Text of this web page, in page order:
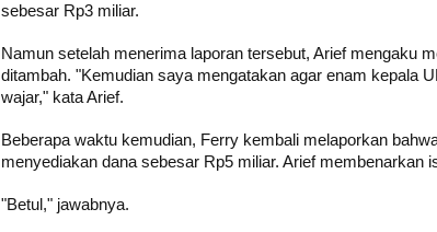
sebesar Rp3 miliar.
Namun setelah menerima laporan tersebut, Arief mengaku
ditambah. "Kemudian saya mengatakan agar enam kepala
wajar," kata Arief.
Beberapa waktu kemudian, Ferry kembali melaporkan
menyediakan dana sebesar Rp5 miliar. Arief membenarkan
"Betul," jawabnya.